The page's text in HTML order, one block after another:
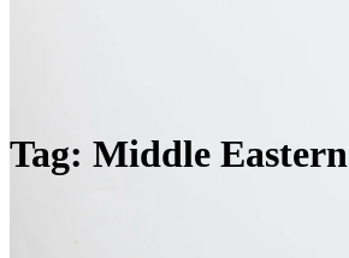
Tag: Middle Eastern